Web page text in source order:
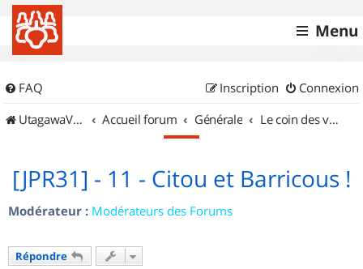
Menu
FAQ Connexion
Inscription
UtagawaVTT (Randos VTT et VTTAE avec traces GPS)
Accueil forum Générale Le coin des vidéastes
[JPR31] - 11 - Citou et Barricous !
Modérateur : Modérateurs des Forums
Répondre